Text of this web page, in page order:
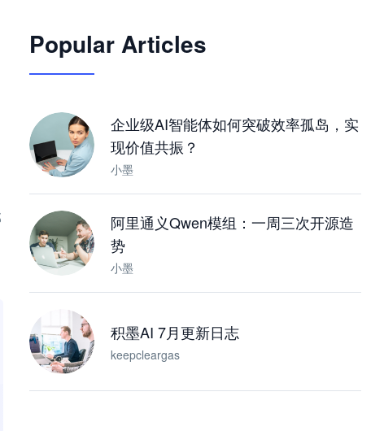
JimoClaw 桌面 AI Agent 工作台
Popular Articles
企业级AI智能体如何突破效率孤岛，实
现价值共振？
小墨
阿里通义Qwen模组：一周三次开源造
势
小墨
积墨AI 7月更新日志
keepcleargas